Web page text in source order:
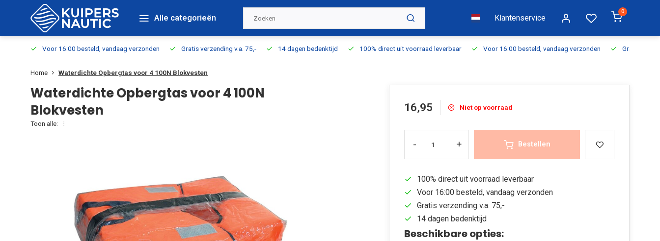
Alle categorieën Klantenservice
0
Voor 16:00 besteld, vandaag verzonden Gratis verzending v.a. 75,- 14 dagen bedenktijd 100% direct uit voorraad leverbaar Voor 16:00 besteld, vandaag verzonden Gratis
Home Waterdichte Opbergtas voor 4 100N Blokvesten
Waterdichte Opbergtas voor 4 100N
Blokvesten
Toon alle:
16,95 Niet op voorraad
- + Bestellen
100% direct uit voorraad leverbaar
Voor 16:00 besteld, vandaag verzonden
Gratis verzending v.a. 75,-
14 dagen bedenktijd
Beschikbare opties: